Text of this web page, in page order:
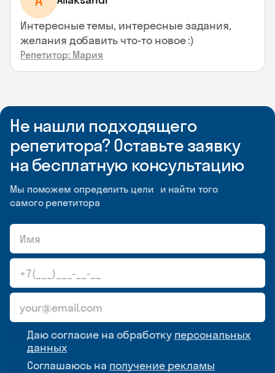
Интересные темы, интересные задания,
желания добавить что-то новое :)
Репетитор: Мария
Не нашли подходящего
репетитора? Оставьте заявку
на бесплатную консультацию
Мы поможем определить цели и найти того
самого репетитора
Даю согласие на обработку персональных
данных
Соглашаюсь на получение рекламы